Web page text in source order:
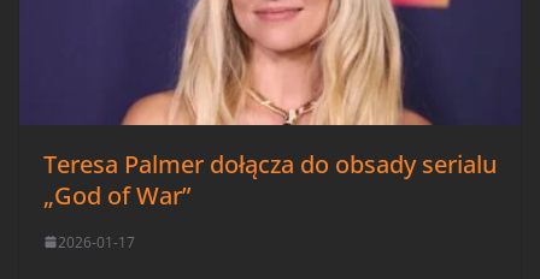
Teresa Palmer dołącza do obsady serialu
„God of War”
2026-01-17